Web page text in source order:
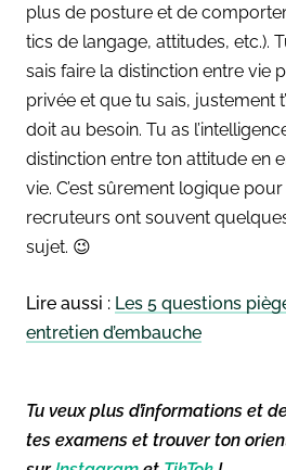
plus de posture et de
tics de langage, attitudes, etc.).
sais faire la distinction entre vie
privée et que tu sais, justement
doit au besoin. Tu as
distinction entre ton attitude en
vie. C’est sûrement logique
recruteurs ont souvent
sujet. 😉
Lire aussi : Les 5 questions
entretien d’embauche
Tu veux plus d’informations et
tes examens et trouver ton